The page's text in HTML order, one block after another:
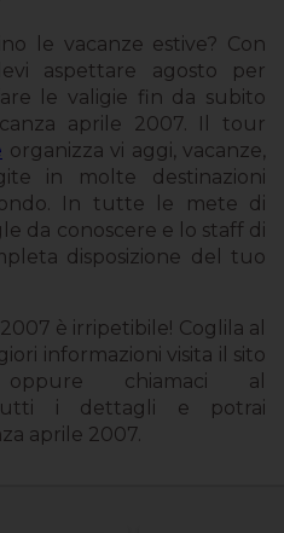
le vacanze estive? Con
aspettare agosto per
le valigie fin da subito
aprile 2007. Il tour
organizza vi aggi, vacanze,
in molte destinazioni
In tutte le mete di
da conoscere e lo staff di
disposizione del tuo
è irripetibile! Coglila al
informazioni visita il sito
chiamaci al
tutti i dettagli e potrai
aprile 2007.